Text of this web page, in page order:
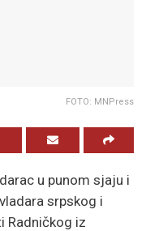
FOTO: MNPress
u punom sjaju i
srpskog i
Radničkog iz